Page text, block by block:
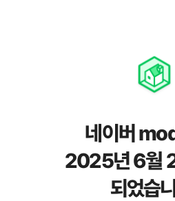
네이버
2025년 6월
되었습